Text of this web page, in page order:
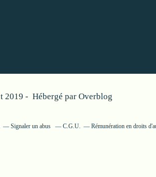
2019 - Hébergé par Overblog
Signaler un abus C.G.U. Rémunération en droits